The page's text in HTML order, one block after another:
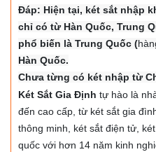
Đáp: Hiện tại, két sắt nhập
chỉ có từ Hàn Quốc, Trung
phổ biến là Trung Quốc (
Hàn Quốc.
Chưa từng có két nhập từ
Két Sắt Gia Định tự hào là
đến cao cấp, từ két sắt gia
thông minh, két sắt điện tử,
quốc với hơn 14 năm kinh